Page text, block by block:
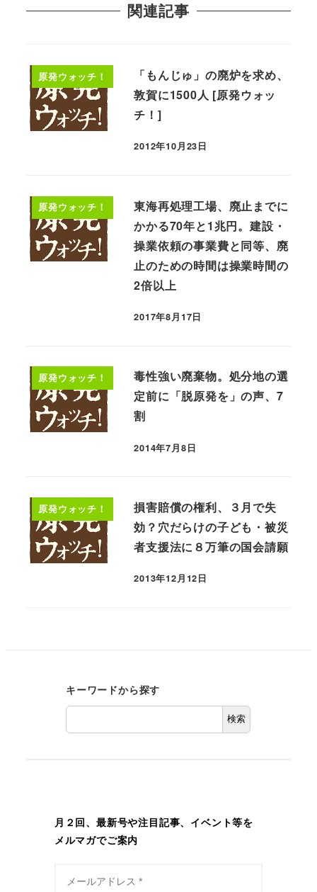
関連記事
原発ウォッチ！
「もんじゅ」の廃炉を求め、
敦賀に1500人 [原発ウォッ
チ！]
2012年10月23日
原発ウォッチ！
東海再処理工場、廃止までに
かかる70年と1兆円。建設・
操業依頼の事業費と同等、廃
止のための時間は操業時間の
2倍以上
2017年8月17日
原発ウォッチ！
毒性強い廃棄物。処分地の選
定前に「脱原発を」の声、7
割
2014年7月8日
原発ウォッチ！
損害賠償の権利、３月で失
効？穴だらけの子ども・被災
者支援法に８万筆の国会請願
2013年12月12日
キーワードから探す
検索
月２回、最新号や注目記事、イベント等を
メルマガでご案内